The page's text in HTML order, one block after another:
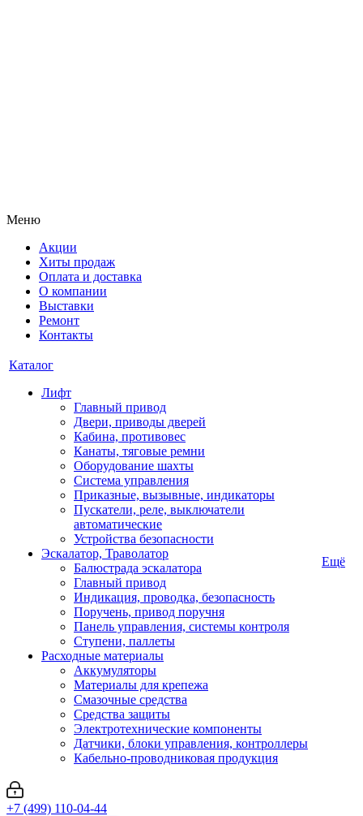
Меню
Акции
Хиты продаж
Оплата и доставка
О компании
Выставки
Ремонт
Контакты
Каталог
Лифт
Главный привод
Двери, приводы дверей
Кабина, противовес
Канаты, тяговые ремни
Оборудование шахты
Система управления
Приказные, вызывные, индикаторы
Пускатели, реле, выключатели
автоматические
Устройства безопасности
Эскалатор, Траволатор
Балюстрада эскалатора
Главный привод
Индикация, проводка, безопасность
Поручень, привод поручня
Панель управления, системы контроля
Ступени, паллеты
Расходные материалы
Аккумуляторы
Материалы для крепежа
Смазочные средства
Средства защиты
Электротехнические компоненты
Датчики, блоки управления, контроллеры
Кабельно-проводниковая продукция
Ещё
+7 (499) 110-04-44